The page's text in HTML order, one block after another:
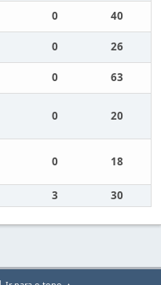
0
40
0
26
0 63
0 20
0 18
3 30